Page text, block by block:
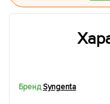
БрендSyngenta